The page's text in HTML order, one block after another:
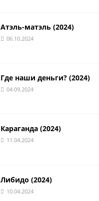
Атэль-матэль (2024)
06.10.2024
Где наши деньги? (2024)
04.09.2024
Караганда (2024)
11.04.2024
Либидо (2024)
10.04.2024